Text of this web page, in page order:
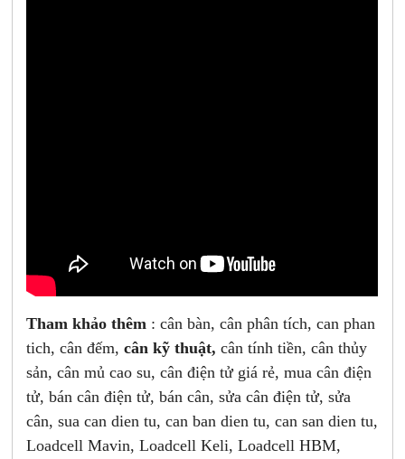
Tham khảo thêm : cân bàn, cân phân tích, can phan
tich, cân đếm,cân kỹ thuật, cân tính tiền, cân thủy
sản, cân mủ cao su, cân điện tử giá rẻ, mua cân điện
tử, bán cân điện tử, bán cân, sửa cân điện tử, sửa
cân, sua can dien tu, can ban dien tu, can san dien tu,
Loadcell Mavin, Loadcell Keli, Loadcell HBM,